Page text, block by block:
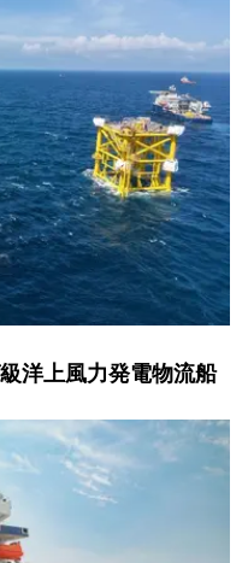
洋上風力発電物流船